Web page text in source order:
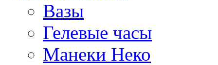
Вазы
Гелевые часы
Манеки Неко